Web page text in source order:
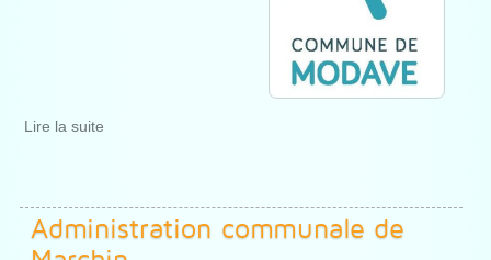
Lire la suite
Administration communale de